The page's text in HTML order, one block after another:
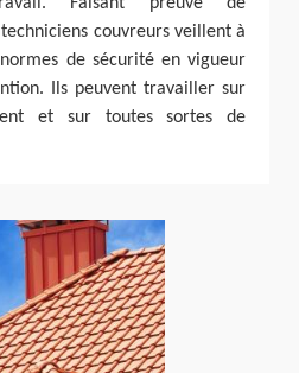
couvreurs veillent à
de sécurité en vigueur
Ils peuvent travailler sur
et sur toutes sortes de